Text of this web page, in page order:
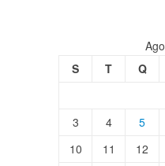
S
T Q
3
4 5
10
11 12